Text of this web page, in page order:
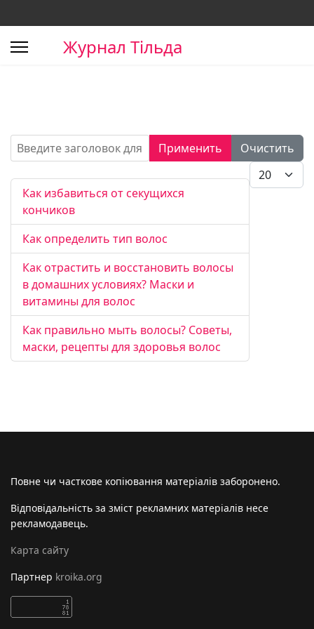
Журнал Тільда
Введите заголовок для поиска...Применить
Очистить
Кол-во
Как избавиться от секущихся
кончиков
Как определить тип волос
Как отрастить и восстановить волосы
в домашних условиях? Маски и
витамины для волос
Как правильно мыть волосы? Советы,
маски, рецепты для здоровья волос
Повне чи часткове копіювання матеріалів заборонено.
Відповідальність за зміст рекламних матеріалів несе
рекламодавець.
Карта сайту
Партнер kroika.org